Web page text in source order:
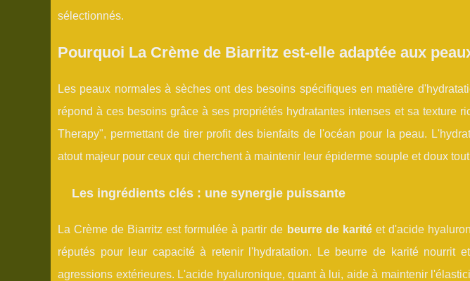
sélectionnés.
Pourquoi La Crème de Biarritz est-elle adaptée aux
Les peaux normales à sèches ont des besoins spécifiques en matière
répond à ces besoins grâce à ses propriétés hydratantes intenses et sa texture
Therapy", permettant de tirer profit des bienfaits de l'océan pour la peau.
atout majeur pour ceux qui cherchent à maintenir leur épiderme souple et doux
Les ingrédients clés : une synergie puissante
La Crème de Biarritz est formulée à partir de beurre de karitéet d'acide
réputés pour leur capacité à retenir l'hydratation. Le beurre de karité nourrit
agressions extérieures. L'acide hyaluronique, quant à lui, aide à maintenir